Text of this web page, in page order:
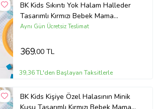
BK Kids Sıkıntı Yok Halam Halleder
Tasarımlı Kırmızı Bebek Mama
Önlüğü-1
Aynı Gün Ücretsiz Teslimat
369,00 TL
39,36 TL'den Başlayan Taksitlerle
BK Kids Kişiye Özel Halasının Minik